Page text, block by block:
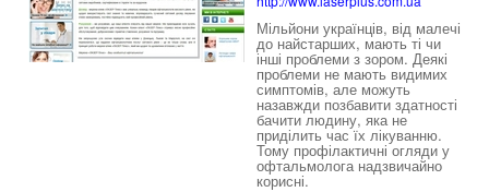
Мільйони українців, від малечі
до найстарших, мають ті чи
інші проблеми з зором. Деякі
проблеми не мають видимих
симптомів, але можуть
назавжди позбавити здатності
бачити людину, яка не
приділить час їх лікуванню.
Тому профілактичні огляди у
офтальмолога надзвичайно
корисні.